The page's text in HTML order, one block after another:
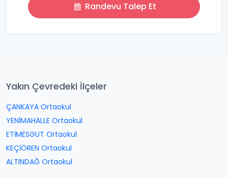
Randevu Talep Et
Yakın Çevredeki İlçeler
ÇANKAYA Ortaokul
YENİMAHALLE Ortaokul
ETİMESGUT Ortaokul
KEÇİÖREN Ortaokul
ALTINDAĞ Ortaokul